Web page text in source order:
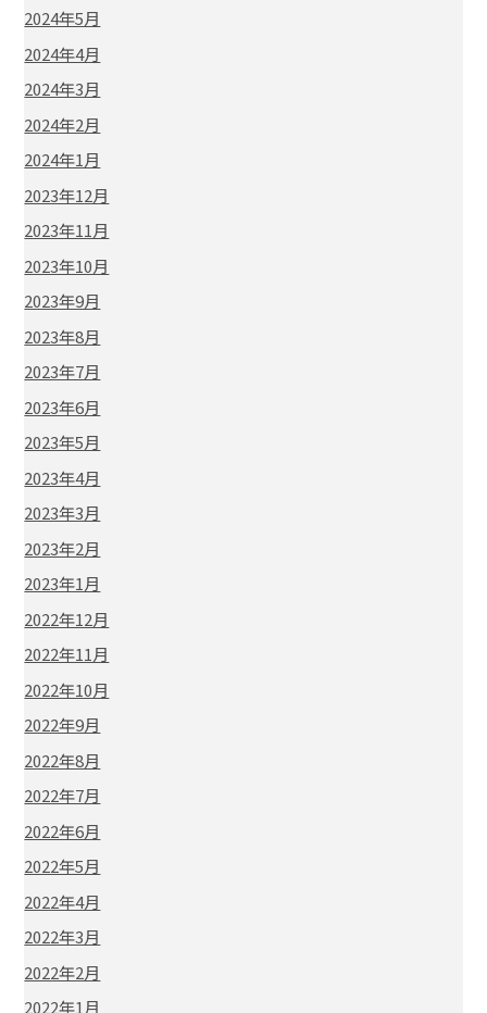
2024年5月
2024年4月
2024年3月
2024年2月
2024年1月
2023年12月
2023年11月
2023年10月
2023年9月
2023年8月
2023年7月
2023年6月
2023年5月
2023年4月
2023年3月
2023年2月
2023年1月
2022年12月
2022年11月
2022年10月
2022年9月
2022年8月
2022年7月
2022年6月
2022年5月
2022年4月
2022年3月
2022年2月
2022年1月